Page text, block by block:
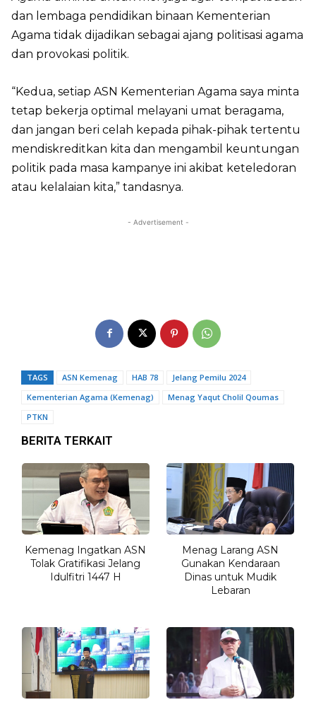
dan lembaga pendidikan binaan Kementerian
Agama tidak dijadikan sebagai ajang politisasi agama
dan provokasi politik.
“Kedua, setiap ASN Kementerian Agama saya minta
tetap bekerja optimal melayani umat beragama,
dan jangan beri celah kepada pihak-pihak tertentu
mendiskreditkan kita dan mengambil keuntungan
politik pada masa kampanye ini akibat keteledoran
atau kelalaian kita,” tandasnya.
- Advertisement -
TAGS ASN Kemenag HAB 78
Jelang Pemilu 2024
Kementerian Agama (Kemenag)
Menag Yaqut Cholil Qoumas
PTKN
BERITA TERKAIT
Kemenag Ingatkan ASN
Tolak Gratifikasi Jelang
Idulfitri 1447 H
Menag Larang ASN
Gunakan Kendaraan
Dinas untuk Mudik
Lebaran